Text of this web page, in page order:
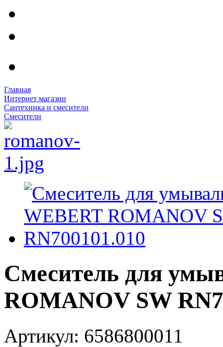
Главная
Интернет магазин
Сантехника и смесители
Смесители
Смеситель для
ROMANOV SW
Артикул: 6586800011